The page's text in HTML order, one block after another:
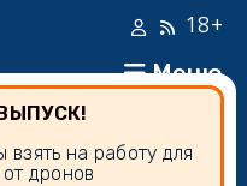
Меню
18+
взять на работу для
дронов